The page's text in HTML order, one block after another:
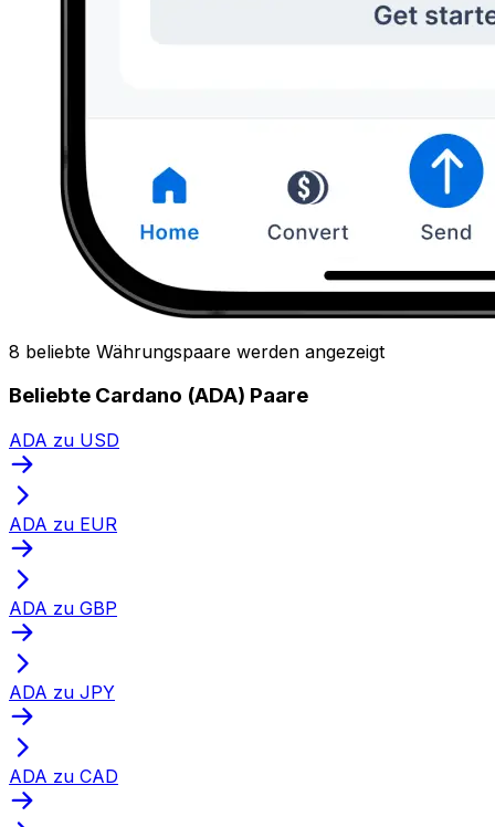
8 beliebte Währungspaare werden angezeigt
Beliebte Cardano (ADA) Paare
ADA zu USD
ADA zu EUR
ADA zu GBP
ADA zu JPY
ADA zu CAD